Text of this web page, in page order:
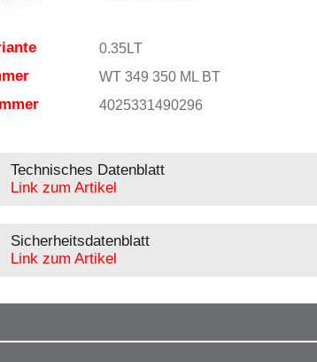
0.35LT
WT 349 350 ML BT
4025331490296
Technisches Datenblatt
Link zum Artikel
Sicherheitsdatenblatt
Link zum Artikel